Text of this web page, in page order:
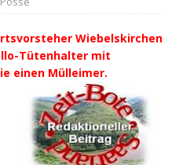
Wiebelskirchen
Tütenhalter mit
einen Mülleimer.